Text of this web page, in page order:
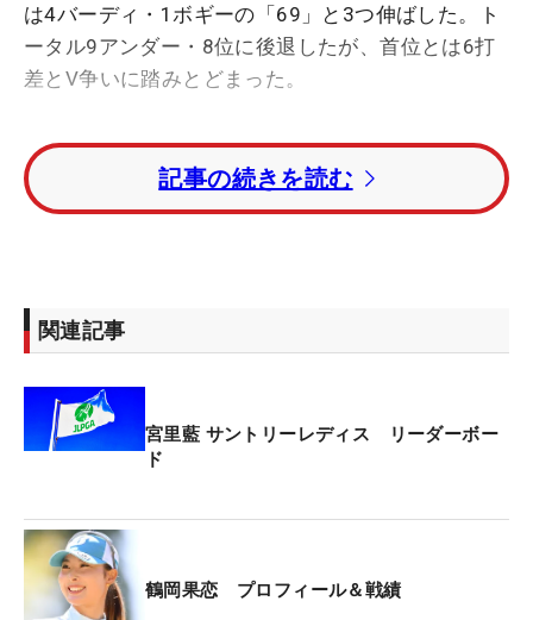
は4バーディ・1ボギーの「69」と3つ伸ばした。ト
ータル9アンダー・8位に後退したが、首位とは6打
差とV争いに踏みとどまった。
「もう1つは伸ばしたかった。昨日は強気に打てた
パットが弱気になっていた。ラインばかりが気にな
って、タッチがうまくつかめなかった。ショートが
ホールアウト後、まずは反省の弁が口をついた。初
日の21パットに対し、この日は29パット。特に後半
ができなかった」と、バーディは4番パー５の1個だ
け。「しっかり修正したい」と顔をしかめた。
の今季は前週まで12試合に出場し、最高成績は開幕
2戦目「台湾ホンハイレディス」の13位。メルセデ
ス・ランキングは59位に甘んじている。「今年はな
記事の続きを読む
関連記事
宮里藍 サントリーレディス リーダーボー
ド
鶴岡果恋 プロフィール＆戦績